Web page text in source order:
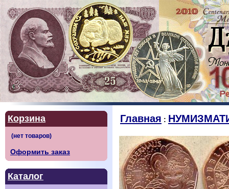
Корзина
Оформить заказ
Каталог
Главная :